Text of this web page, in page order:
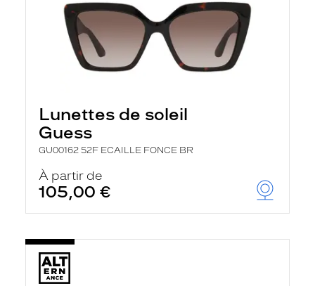
Lunettes de soleil
Guess
GU00162 52F ECAILLE FONCE BR
À partir de
105,00 €